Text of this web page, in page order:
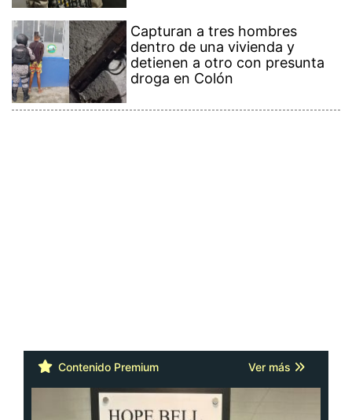
Capturan a tres hombres
dentro de una vivienda y
detienen a otro con presunta
droga en Colón
Contenido Premium Ver más